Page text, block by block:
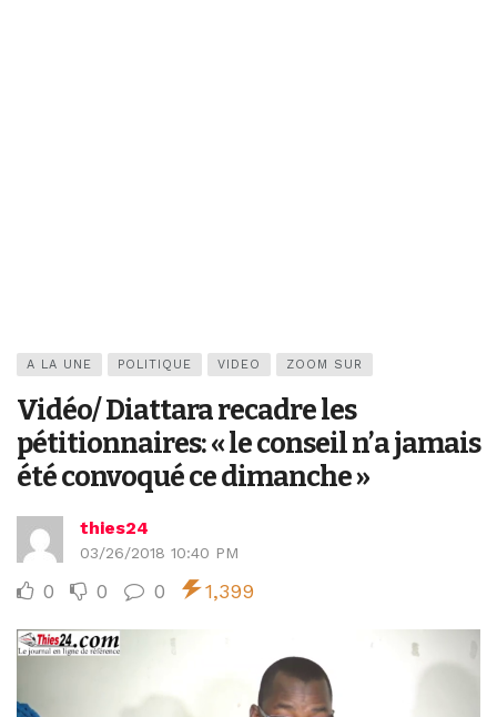
A LA UNE POLITIQUE VIDEO ZOOM SUR
Vidéo/ Diattara recadre les
pétitionnaires: « le conseil n’a jamais
été convoqué ce dimanche »
thies24
03/26/2018 10:40 PM
0 0 0 1,399